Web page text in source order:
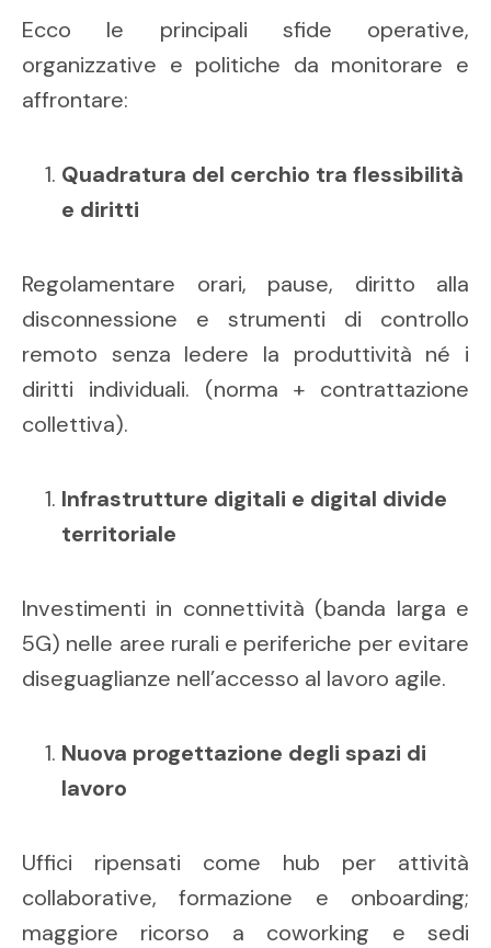
Ecco le principali sfide operative,
organizzative e politiche da monitorare e
affrontare:
Quadratura del cerchio tra flessibilità
e diritti
Regolamentare orari, pause, diritto alla
disconnessione e strumenti di controllo
remoto senza ledere la produttività né i
diritti individuali. (norma + contrattazione
collettiva).
Infrastrutture digitali e digital divide
territoriale
Investimenti in connettività (banda larga e
5G) nelle aree rurali e periferiche per evitare
diseguaglianze nell’accesso al lavoro agile.
Nuova progettazione degli spazi di
lavoro
Uffici ripensati come hub per attività
collaborative, formazione e onboarding;
maggiore ricorso a coworking e sedi